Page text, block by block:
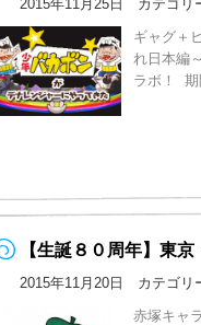
2015年11月25日 カテゴリ
ギャグ＋
れ日本編
ラボ！ 期
【生誕８０周年】東
2015年11月20日 カテゴリ
赤塚キャ